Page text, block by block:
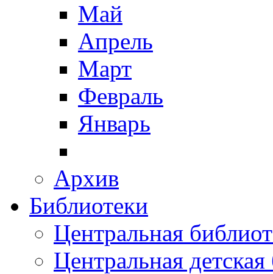
Май
Апрель
Март
Февраль
Январь
Архив
Библиотеки
Центральная
Центральная